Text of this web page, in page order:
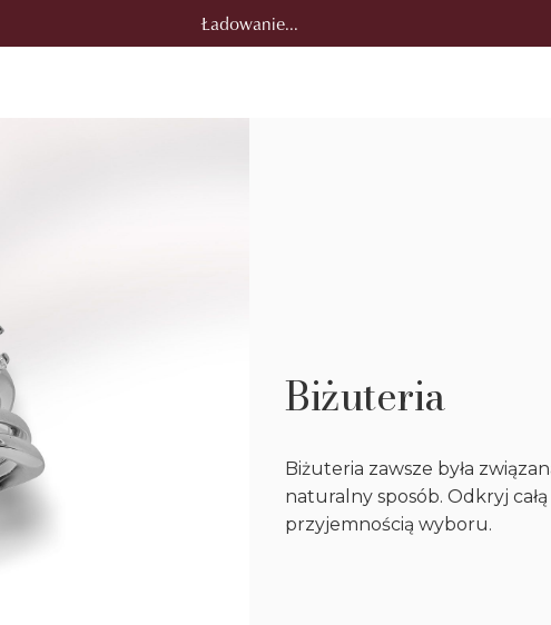
Ładowanie...
Biżuteria
Biżuteria zawsze była
naturalny sposób. Odkryj
przyjemnością wyboru.